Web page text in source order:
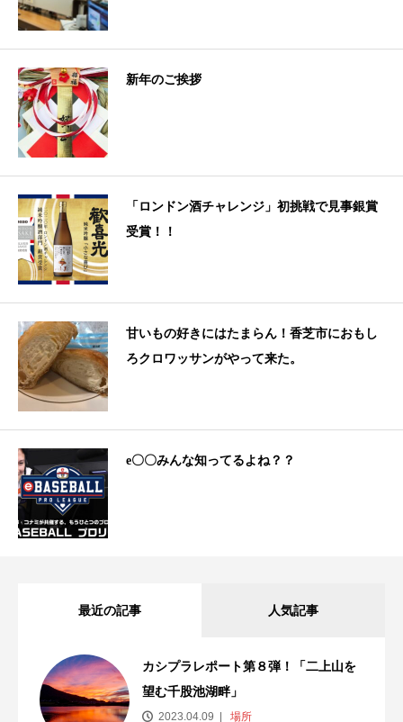
新年のご挨拶
「ロンドン酒チャレンジ」初挑戦で見事銀賞
受賞！！
甘いもの好きにはたまらん！香芝市におもし
ろクロワッサンがやって来た。
e〇〇みんな知ってるよね？？
最近の記事 人気記事
カシプラレポート第８弾！「二上山を
望む千股池湖畔」
2023.04.09 場所